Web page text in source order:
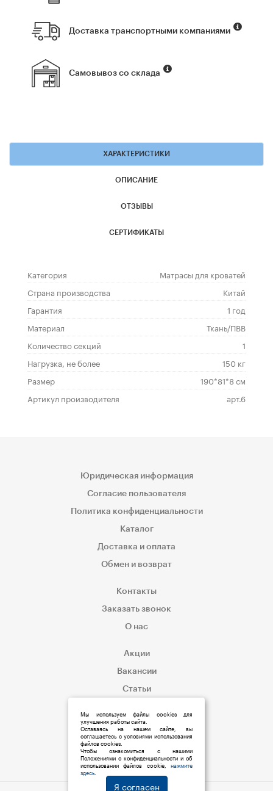
Доставка транспортными компаниями
Самовывоз со склада
ХАРАКТЕРИСТИКИ
ОПИСАНИЕ
ОТЗЫВЫ
СЕРТИФИКАТЫ
Категория
Матрасы для кроватей
Страна производства
Китай
Гарантия
1 год
Материал
Ткань/ПВВ
Количество секций
1
Нагрузка, не более
150 кг
Размер
190*81*8 см
Артикул производителя
арт.6
Юридическая информация
Согласие пользователя
Политика конфиденциальности
Каталог
Доставка и оплата
Обмен и возврат
Контакты
Заказать звонок
О нас
Акции
Вакансии
Статьи
Мы используем файлы cookies для
улучшения работы сайта.
Оставаясь на нашем сайте, вы
соглашаетесь с условиями использования
файлов cookies.
Чтобы ознакомиться с нашими
Положениями о конфиденциальности и об
использовании файлов cookie, нажмите
здесь
Я согласен